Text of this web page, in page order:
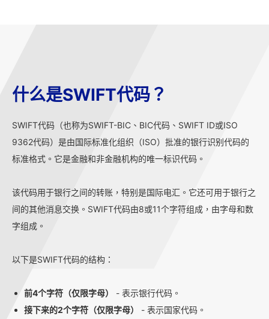
什么是SWIFT代码？
SWIFT代码（也称为SWIFT-BIC、BIC代码、SWIFT ID或ISO
9362代码）是由国际标准化组织（ISO）批准的银行识别代码的
标准格式。它是金融和非金融机构的唯一标识代码。
该代码用于银行之间的转账，特别是国际电汇。它还可用于银行之
间的其他消息交换。SWIFT代码由8或11个字符组成，由字母和数
字组成。
以下是SWIFT代码的结构：
前4个字符（仅限字母）
- 表示银行代码。
接下来的2个字符（仅限字母）
- 表示国家代码。